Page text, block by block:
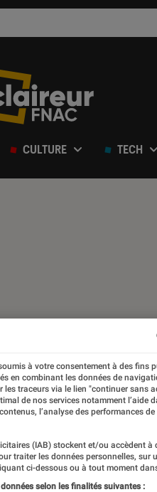
CULTURE TECH
à votre consentement à des fins
en combinant les données de
traceurs via le lien "continuer sans
de nos services notamment l’aide
l’analyse des performances
(IAB) stockent et/ou accèdent à
traiter les données personnelles, sur
ci-dessous ou à tout moment
selon les finalités suivantes :